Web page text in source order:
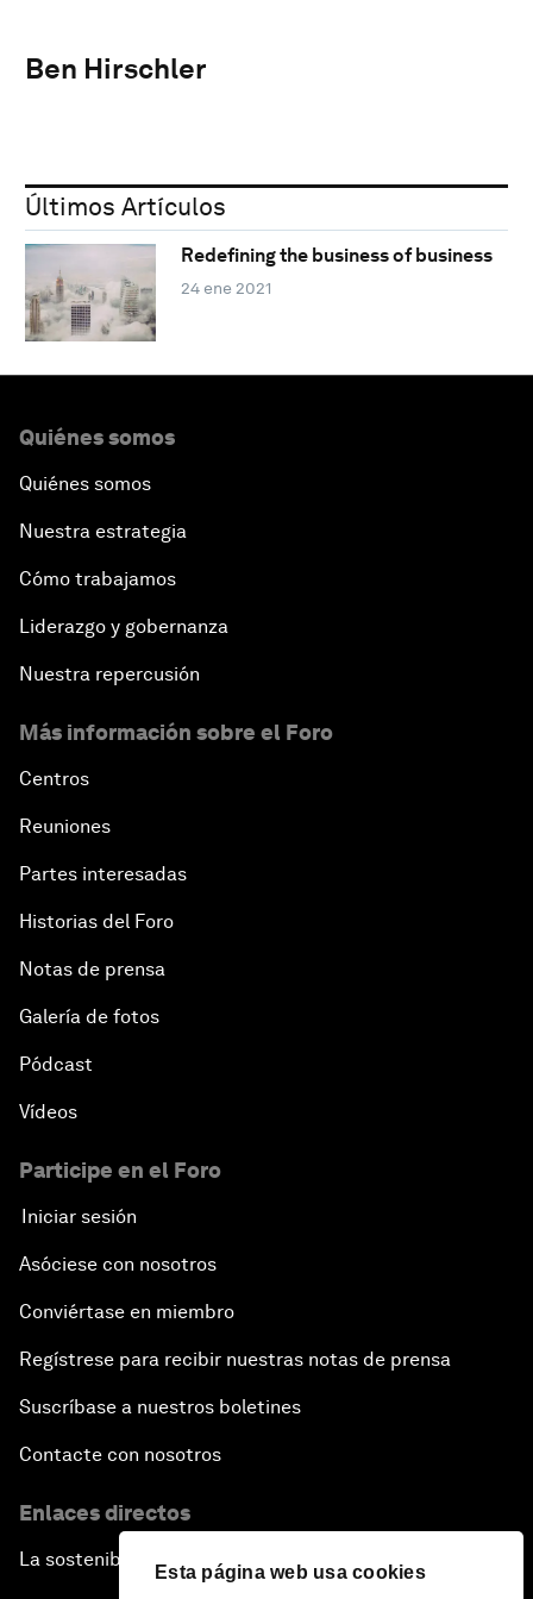
Esta página web usa cookies
Ben Hirschler
Últimos Artículos
Redefining the business of business
24 ene 2021
Quiénes somos
Quiénes somos
Nuestra estrategia
Cómo trabajamos
Liderazgo y gobernanza
Nuestra repercusión
Más información sobre el Foro
Centros
Reuniones
Partes interesadas
Historias del Foro
Notas de prensa
Galería de fotos
Pódcast
Vídeos
Participe en el Foro
Iniciar sesión
Asóciese con nosotros
Conviértase en miembro
Regístrese para recibir nuestras notas de prensa
Suscríbase a nuestros boletines
Contacte con nosotros
Enlaces directos
La sostenibilidad en el Foro